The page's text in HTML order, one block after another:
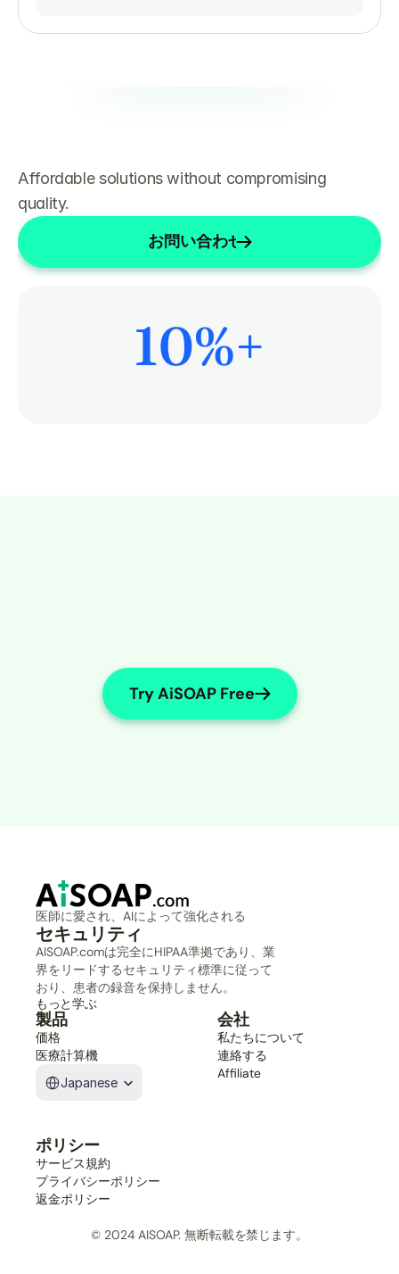
Affordable solutions without compromising
quality.
お問い合わせ
10%+
Try AiSOAP Free
医師に愛され、AIによって強化される
セキュリティ
AISOAP.comは完全にHIPAA準拠であり、業
界をリードするセキュリティ標準に従って
おり、患者の録音を保持しません。
もっと学ぶ
製品
価格
医療計算機
Japanese
会社
私たちについて
連絡する
Affiliate
ポリシー
サービス規約
プライバシーポリシー
返金ポリシー
© 2024 AISOAP. 無断転載を禁じます。